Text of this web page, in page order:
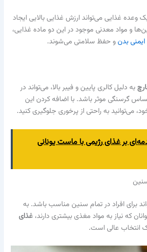
وعده غذایی می‌تواند ارزش غذایی بالایی ایجاد
و مواد معدنی موجود در این دو ماده غذایی،
بدنو حفظ سلامتی می‌شوند.
به دلیل کالری پایین و فیبر بالا، می‌تواند در
گرسنگی موثر باشد. با اضافه کردن این
می‌توانید به راحتی از پرخوری جلوگیری کنید.
بر غذای رژیمی با ماست یونانی
برای افراد در تمام سنین مناسب باشد. به
که نیاز به مواد مغذی بیشتری دارند،غذای
انتخاب عالی است.